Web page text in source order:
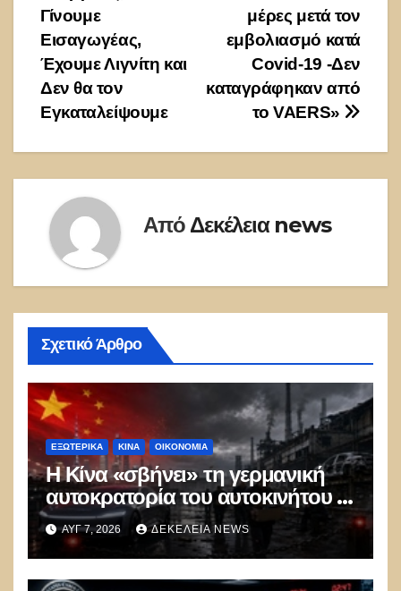
μέρες μετά τον
εμβολιασμό κατά
Covid-19 -Δεν
καταγράφηκαν από
το VAERS»
Γίνουμε
Εισαγωγέας,
Έχουμε Λιγνίτη και
Δεν θα τον
Εγκαταλείψουμε
Από Δεκέλεια news
Σχετικό Άρθρο
ΕΞΩΤΕΡΙΚΑ ΚΊΝΑ ΟΙΚΟΝΟΜΙΑ
Η Κίνα «σβήνει» τη γερμανική
αυτοκρατορία του αυτοκινήτου –
100.000 απολύσεις, λουκέτα και
πολιτικός πανικός
ΑΥΓ 7, 2026 ΔΕΚΈΛΕΙΑ NEWS